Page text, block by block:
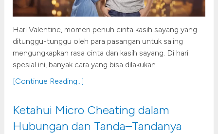
Hari Valentine, momen penuh cinta kasih sayang yang
ditunggu-tunggu oleh para pasangan untuk saling
mengungkapkan rasa cinta dan kasih sayang. Di hari
spesial ini, banyak cara yang bisa dilakukan …
[Continue Reading...]
Ketahui Micro Cheating dalam
Hubungan dan Tanda–Tandanya